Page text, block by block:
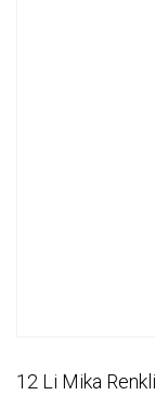
12 Li Mika